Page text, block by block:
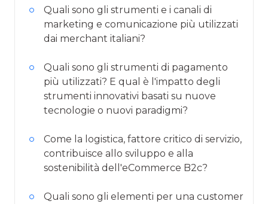
Quali sono gli strumenti e i canali di
marketing e comunicazione più utilizzati
dai merchant italiani?
Quali sono gli strumenti di pagamento
più utilizzati? E qual è l'impatto degli
strumenti innovativi basati su nuove
tecnologie o nuovi paradigmi?
Come la logistica, fattore critico di servizio,
contribuisce allo sviluppo e alla
sostenibilità dell'eCommerce B2c?
Quali sono gli elementi per una customer